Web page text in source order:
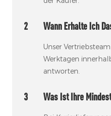
2 Wann Erhalte Ich
Unser
Werktagen
antworten.
3 Was Ist Ihre